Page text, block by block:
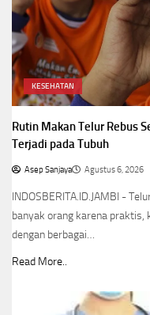
KESEHATAN
Rutin Makan Telur Rebus
Terjadi pada Tubuh
Asep Sanjaya Agustus 6, 2026
INDOSBERITA.ID.JAMBI -
banyak orang karena praktis,
dengan berbagai…
Read More..